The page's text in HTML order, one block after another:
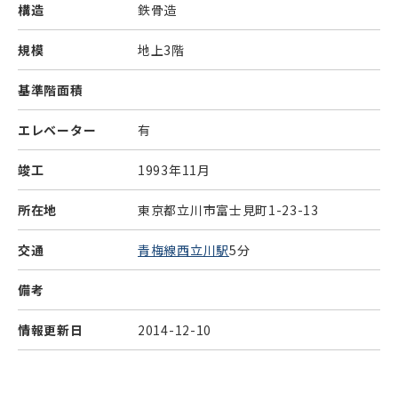
構造 鉄骨造
規模 地上3階
基準階面積
エレベーター 有
竣工 1993年11月
所在地 東京都立川市富士見町1-23-13
交通 青梅線西立川駅5分
備考
情報更新日 2014-12-10